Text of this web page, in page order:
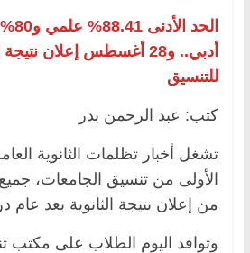
أدبي.. و28 أغسطس إعلان
للتنسيق
كتب: عبد الرحمن بدر
تشغل أخبار تظلمات الثانوية
الأولى من تنسيق الجامعات، جميع
من إعلان نتيجة الثانوية بعد
وتوافد اليوم الطلاب على مكتب